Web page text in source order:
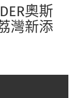
奧斯
灣新添